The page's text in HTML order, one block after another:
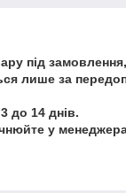
під замовлення,
лише за
до 14 днів.
у